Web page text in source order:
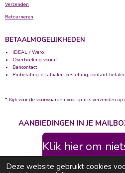
Deze website gebruikt cookies
Verzenden
Retourneren
BETAALMOGELIJKHEDEN
iDEAL / Wero
Overboeking vooraf
Bancontact
Pinbetaling bij afhalen bestelling, contant
* Kijk voor de voorwaarden voor gratis verzenden
AANBIEDINGEN IN JE
Klik hier om
© 2020 - 2026 Bolletje Wolletje
Powered by JouwWeb